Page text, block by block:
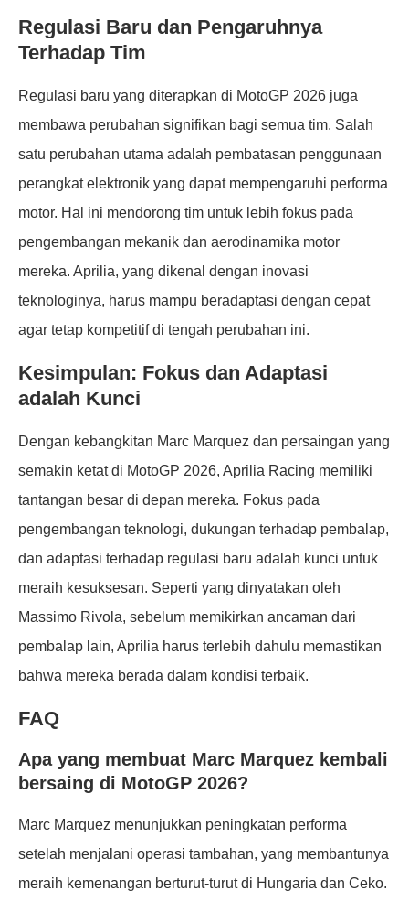
Regulasi Baru dan Pengaruhnya
Terhadap Tim
Regulasi baru yang diterapkan di MotoGP 2026 juga
membawa perubahan signifikan bagi semua tim. Salah
satu perubahan utama adalah pembatasan penggunaan
perangkat elektronik yang dapat mempengaruhi performa
motor. Hal ini mendorong tim untuk lebih fokus pada
pengembangan mekanik dan aerodinamika motor
mereka. Aprilia, yang dikenal dengan inovasi
teknologinya, harus mampu beradaptasi dengan cepat
agar tetap kompetitif di tengah perubahan ini.
Kesimpulan: Fokus dan Adaptasi
adalah Kunci
Dengan kebangkitan Marc Marquez dan persaingan yang
semakin ketat di MotoGP 2026, Aprilia Racing memiliki
tantangan besar di depan mereka. Fokus pada
pengembangan teknologi, dukungan terhadap pembalap,
dan adaptasi terhadap regulasi baru adalah kunci untuk
meraih kesuksesan. Seperti yang dinyatakan oleh
Massimo Rivola, sebelum memikirkan ancaman dari
pembalap lain, Aprilia harus terlebih dahulu memastikan
bahwa mereka berada dalam kondisi terbaik.
FAQ
Apa yang membuat Marc Marquez kembali
bersaing di MotoGP 2026?
Marc Marquez menunjukkan peningkatan performa
setelah menjalani operasi tambahan, yang membantunya
meraih kemenangan berturut-turut di Hungaria dan Ceko.